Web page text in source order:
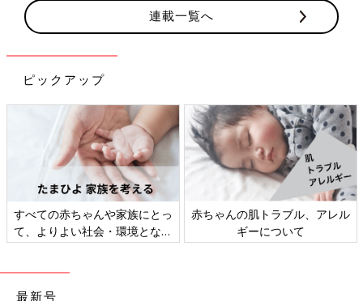
連載一覧へ
ピックアップ
、アレル
妊娠・育児期は「時短テク、家
事」＆「小掃除」
新米ママ・パパ向け
最新号